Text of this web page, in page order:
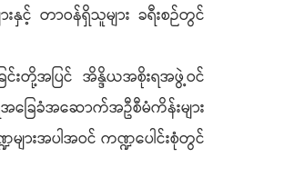
နှင့် တာဝန်ရှိသူများ ခရီးစဉ်တွင်
င်းတို့အပြင် အိန္ဒိယအစိုးရအဖွဲ့ဝင်
ြေခံအဆောက်အဦစီမံကိန်းများ
ျားအပါအဝင် ကဏ္ဍပေါင်းစုံတွင်